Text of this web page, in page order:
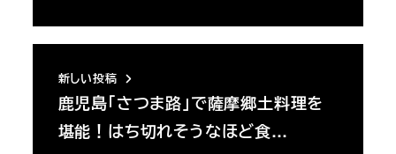
新しい投稿
鹿児島「さつま路」で薩摩郷土料理を
堪能！はち切れそうなほど食…